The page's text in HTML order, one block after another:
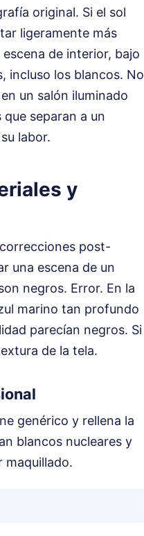
original. Si el sol
ligeramente más
de interior, bajo
incluso los blancos. No
un salón iluminado
separan a un
labor.
y
post-
una escena de un
negros. Error. En la
marino tan profundo
parecían negros. Si
de la tela.
genérico y rellena la
blancos nucleares y
maquillado.